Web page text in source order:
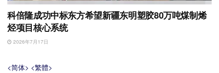
科倍隆成功中标东方希望新疆东明塑胶80万吨煤制烯
烃项目核心系统
2026年7月17日
<简体> <繁體>